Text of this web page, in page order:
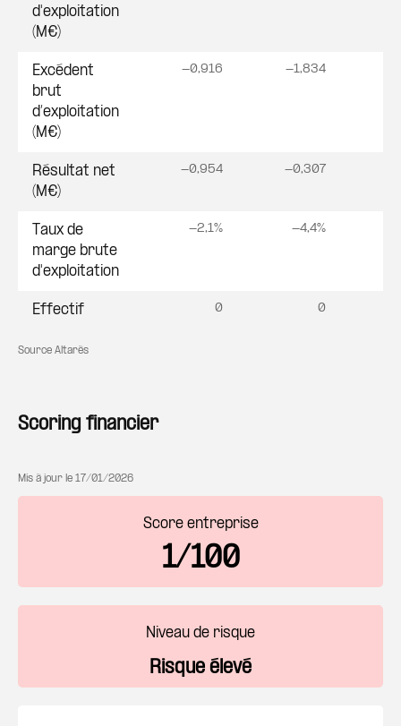
Source Altarès
d'exploitation
(M€)
Excédent
brut
d’exploitation
(M€)
-0,916 -1,834
Résultat net
(M€)
-0,954 -0,307
Taux de
marge brute
d'exploitation
-2,1% -4,4%
Effectif 0 0
Scoring financier
Mis à jour le 17/01/2026
Score entreprise
1/100
Niveau de risque
Risque élevé